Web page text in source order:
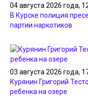
04 августа 2026 года,
В Курске полиция
партии наркотиков
03 августа 2026 года,
Курянин Григорий
ребенка на озере